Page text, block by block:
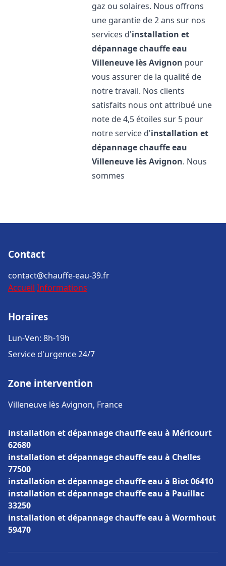
gaz ou solaires. Nous offrons
une garantie de 2 ans sur nos
services d'installation et
dépannage chauffe eau
Villeneuve lès Avignon pour
vous assurer de la qualité de
notre travail. Nos clients
satisfaits nous ont attribué une
note de 4,5 étoiles sur 5 pour
notre service d'installation et
dépannage chauffe eau
Villeneuve lès Avignon. Nous
sommes
Contact
contact@chauffe-eau-39.fr
Accueil Informations
Horaires
Lun-Ven: 8h-19h
Service d'urgence 24/7
Zone intervention
Villeneuve lès Avignon, France
installation et dépannage chauffe eau à Méricourt
62680
installation et dépannage chauffe eau à Chelles
77500
installation et dépannage chauffe eau à Biot 06410
installation et dépannage chauffe eau à Pauillac
33250
installation et dépannage chauffe eau à Wormhout
59470